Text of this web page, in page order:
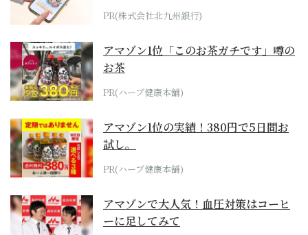
PR(株式会社北九州銀行)
アマゾン1位「このお茶ガチです」噂の
お茶
PR(ハーブ健康本舗)
アマゾン1位の実績！380円で5日間お
試し。
PR(ハーブ健康本舗)
アマゾンで大人気！血圧対策はコーヒ
ーに足してみて